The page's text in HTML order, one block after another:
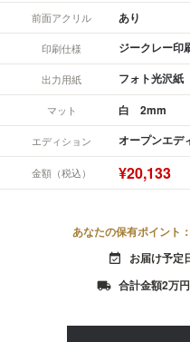
前面アクリル あり
印刷仕様 ジークレー印
出力用紙 フォト光沢紙
マット 白 2mm
エディション オープンエデ
金額（税込） ¥20,133
あなたの保有ポイント
event_available お届け予定
local_shipping 合計金額2万